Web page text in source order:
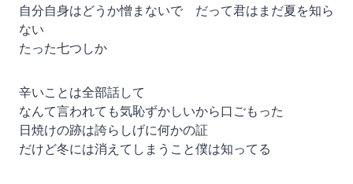
自分自身はどうか憎まないで だって君はまだ夏を知ら
ない
たった七つしか
辛いことは全部話して
なんて言われても気恥ずかしいから口ごもった
日焼けの跡は誇らしげに何かの証
だけど冬には消えてしまうこと僕は知ってる